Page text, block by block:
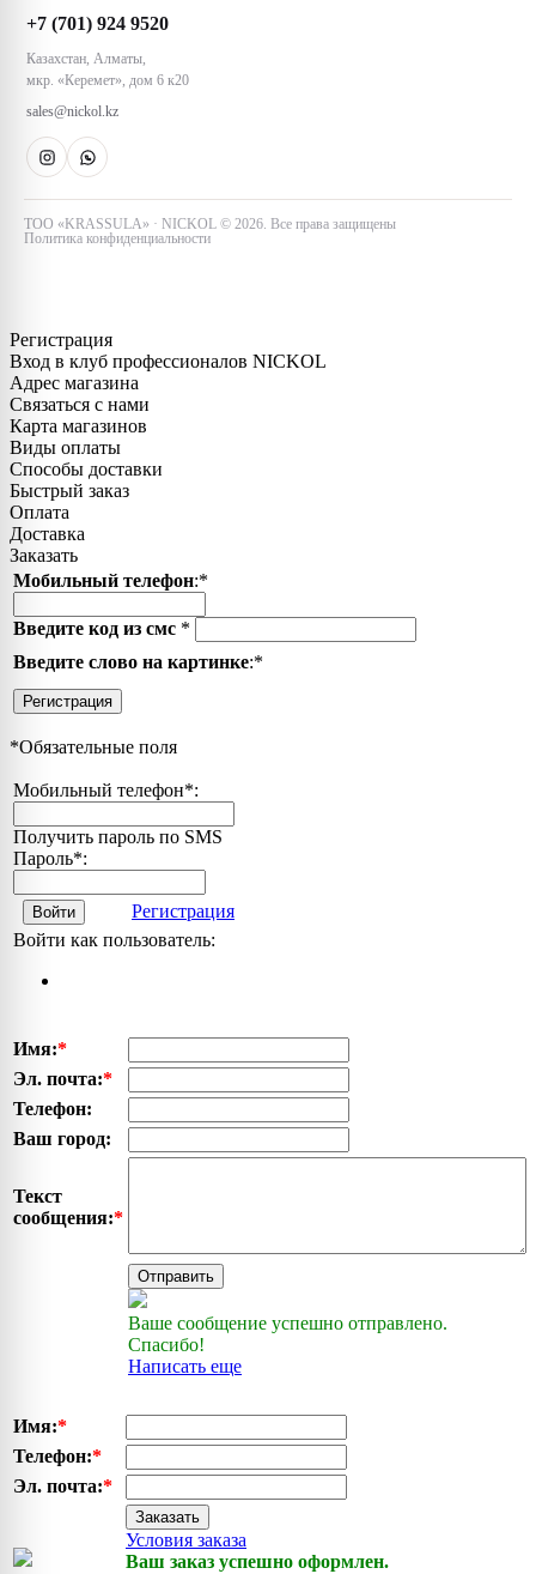
Акции
Контакты
Магазины NICKOL
Тараз
+7 (701) 924 9520
Казахстан, Алматы,
мкр. «Керемет», дом 6 к20
sales@nickol.kz
ТОО «KRASSULA» · NICKOL © 2026. Все права защищены
Политика конфиденциальности
Регистрация
Вход в клуб профессионалов NICKOL
Адрес магазина
Связаться с нами
Карта магазинов
Виды оплаты
Способы доставки
Быстрый заказ
Оплата
Доставка
Заказать
Мобильный телефон:*
Введите код из смс *
Введите слово на картинке:*
Регистрация
*Обязательные поля
Мобильный телефон*:
Получить пароль по SMS
Пароль*:
Войти
Регистрация
Войти как пользователь:
Имя:*
Эл. почта:*
Телефон:
Ваш город:
Текст
сообщения:*
Отправить
Ваше сообщение успешно отправлено.
Спасибо!
Написать еще
Имя:*
Телефон:*
Эл. почта:*
Заказать
Условия заказа
Ваш заказ успешно оформлен.